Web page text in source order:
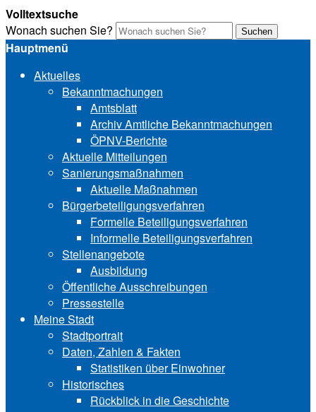
Volltextsuche
Wonach suchen Sie?
Suchen
Hauptmenü
Aktuelles
Bekanntmachungen
Amtsblatt
Archiv Amtliche Bekanntmachungen
ÖPNV-Berichte
Aktuelle Mitteilungen
Sa‍ni‍erungs‍maß‍nah‍men
Aktuelle Maßnahmen
Bürgerbeteiligungsverfahren
Formelle Beteiligungsverfahren
Informelle Beteiligungsverfahren
Stellenangebote
Ausbildung
Öffentliche Ausschreibungen
Pressestelle
Meine Stadt
Stadtportrait
Daten, Zahlen & Fakten
Statistiken über Ein‍woh‍ner
Historisches
Rückblick in die Geschichte